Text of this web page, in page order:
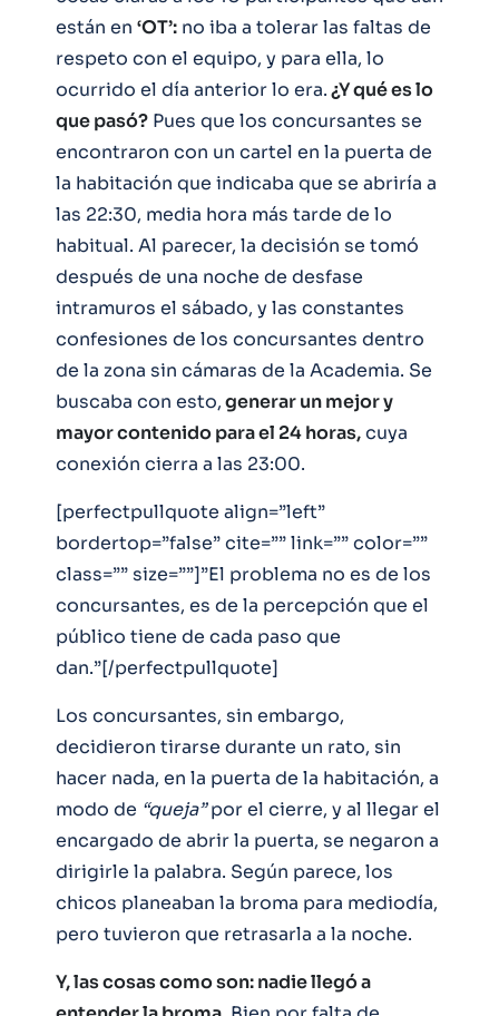
están en ‘OT’: no iba a tolerar las faltas de
respeto con el equipo, y para ella, lo
ocurrido el día anterior lo era.¿Y qué es lo
que pasó? Pues que los concursantes se
encontraron con un cartel en la puerta de
la habitación que indicaba que se abriría a
las 22:30, media hora más tarde de lo
habitual. Al parecer, la decisión se tomó
después de una noche de desfase
intramuros el sábado, y las constantes
confesiones de los concursantes dentro
de la zona sin cámaras de la Academia. Se
buscaba con esto,generar un mejor y
mayor contenido para el 24 horas,cuya
conexión cierra a las 23:00.
[perfectpullquote align=”left”
bordertop=”false” cite=”” link=”” color=””
class=”” size=””]”El problema no es de los
concursantes, es de la percepción que el
público tiene de cada paso que
dan.”[/perfectpullquote]
Los concursantes, sin embargo,
decidieron tirarse durante un rato, sin
hacer nada, en la puerta de la habitación, a
modo de “queja”por el cierre, y al llegar el
encargado de abrir la puerta, se negaron a
dirigirle la palabra. Según parece, los
chicos planeaban la broma para mediodía,
pero tuvieron que retrasarla a la noche.
Y, las cosas como son: nadie llegó a